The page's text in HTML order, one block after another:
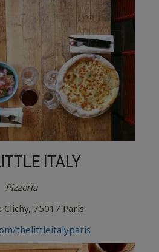
ITALY
Pizzeria
Clichy, 75017 Paris
thelittleitalyparis